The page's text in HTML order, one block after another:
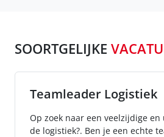
SOORTGELIJKE
Teamleader Logistiek
Op zoek naar een veelzijdige
de logistiek?. Ben je een echte